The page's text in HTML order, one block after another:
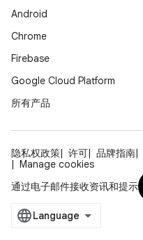
Android
Chrome
Firebase
Google Cloud Platform
所有产品
隐私权政策 许可 品牌指南
Manage cookies
通过电子邮件接收资讯和提示